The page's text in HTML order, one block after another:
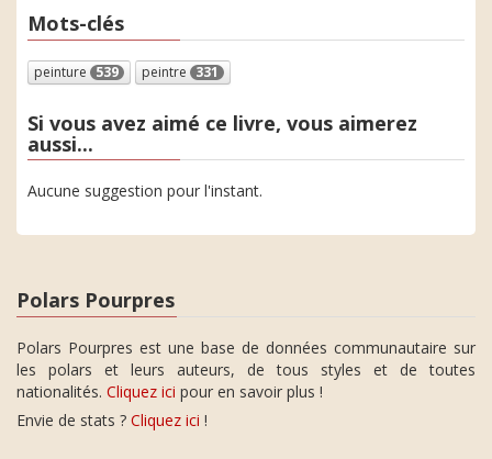
Mots-clés
peinture 539 peintre 331
Si vous avez aimé ce livre, vous aimerez
aussi...
Aucune suggestion pour l'instant.
Polars Pourpres
Polars Pourpres est une base de données communautaire sur
les polars et leurs auteurs, de tous styles et de toutes
nationalités. Cliquez ici pour en savoir plus !
Envie de stats ? Cliquez ici !